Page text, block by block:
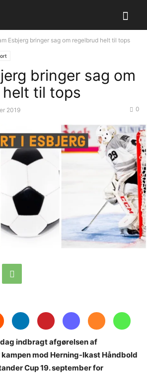
Esbjerg bringer sag om regelbrud helt til tops
bringer sag om
til tops
2019 0
indbragt afgørelsen af
mod Herning-Ikast Håndbold
Cup 19. september for